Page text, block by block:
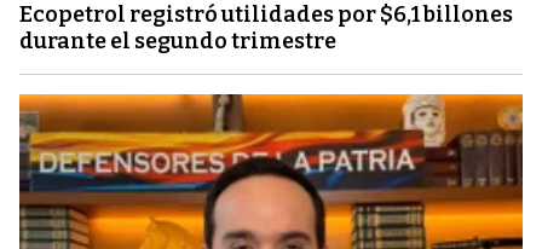
Ecopetrol registró utilidades por $6,1 billones
durante el segundo trimestre